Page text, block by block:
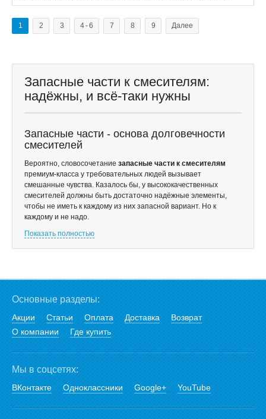
1 2 3 4 - 6 7 8 9 Далее
Запасные части к смесителям:
надёжны, и всё-таки нужны
Запасные части - основа долговечности
смесителей
Вероятно, словосочетание запасные части к смесителям
премиум-класса у требовательных людей вызывает
смешанные чувства. Казалось бы, у высококачественных
смесителей должны быть достаточно надёжные элементы,
чтобы не иметь к каждому из них запасной вариант. Но к
каждому и не надо.
Показать полностью
Основные разделы:
Акции Статьи Оплата Доставка
Возврат
О компании
Где купить
Мы в соцсетях:
ВКонтакте Одноклассники Google+ YouTube